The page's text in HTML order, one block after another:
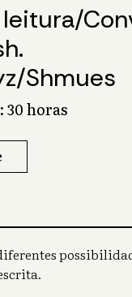
Shmues
30 horas